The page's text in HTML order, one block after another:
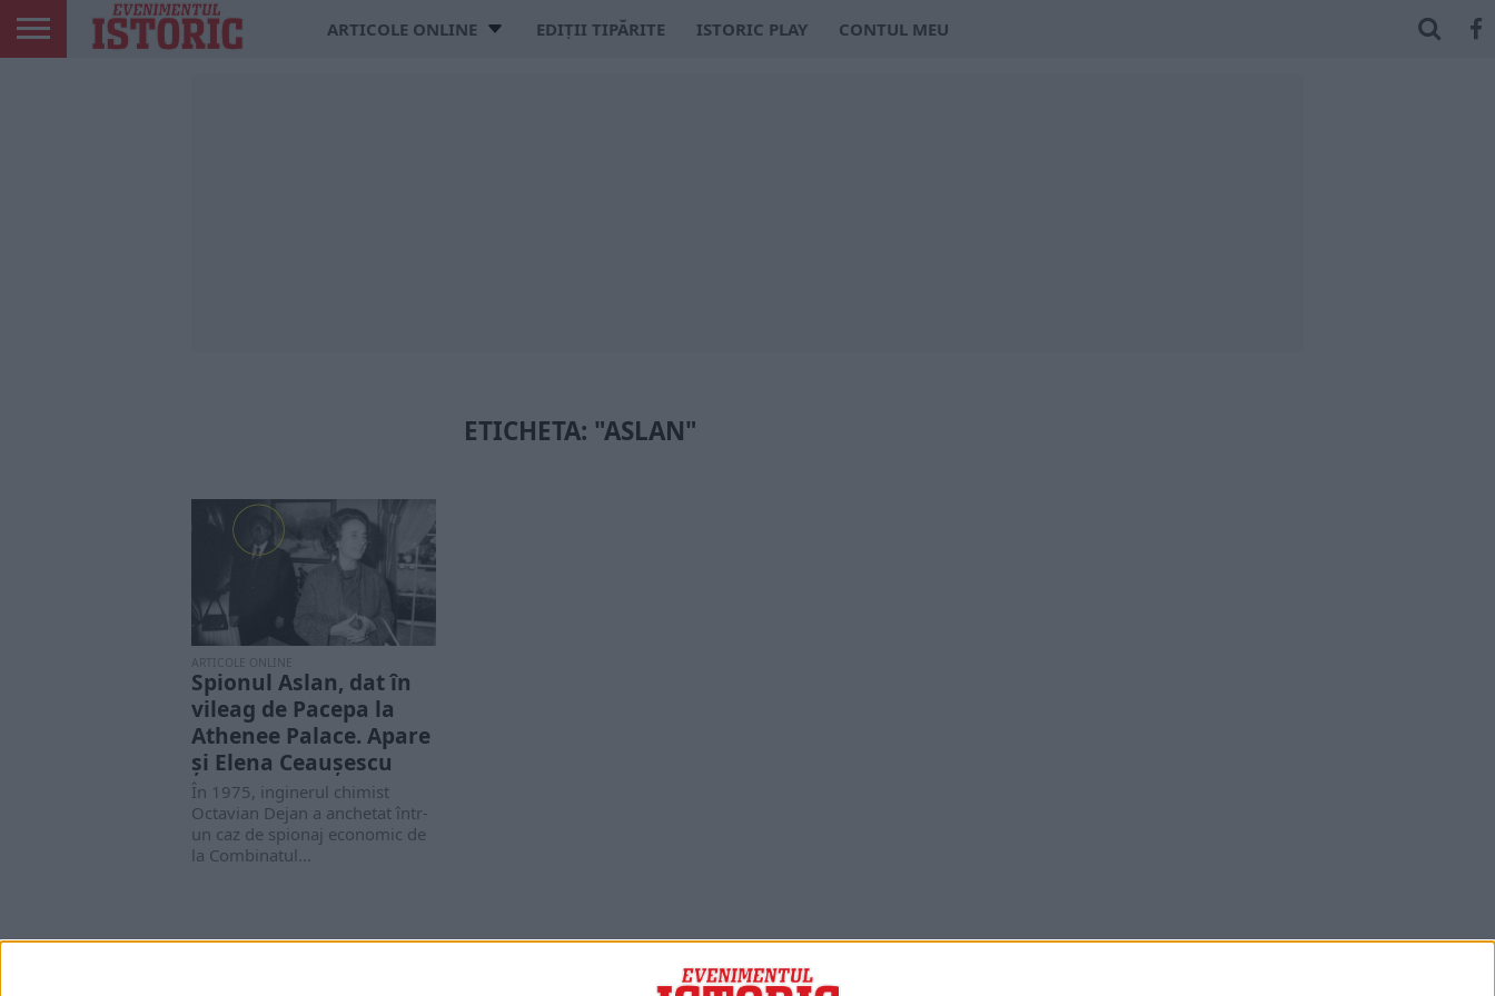
ARTICOLE ONLINE EDIȚII TIPĂRITE ISTORIC PLAY CONTUL MEU
ETICHETA: "ASLAN"
ARTICOLE ONLINE
Spionul Aslan, dat în
vileag de Pacepa la
Athenee Palace. Apare
şi Elena Ceauşescu
În 1975, inginerul chimist
Octavian Dejan a anchetat într-
un caz de spionaj economic de
la Combinatul...